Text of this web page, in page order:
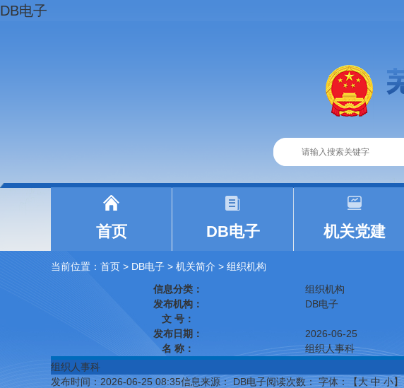
DB电子
首页 DB电子 机关党建
当前位置： 首页 > DB电子 > 机关简介 > 组织机构
信息分类：
组织机构
发布机构：
DB电子
文 号：
发布日期：
2026-06-25
名 称：
组织人事科
组织人事科
发布时间：2026-06-25 08:35信息来源： DB电子阅读次数： 字体：【大 中 小】